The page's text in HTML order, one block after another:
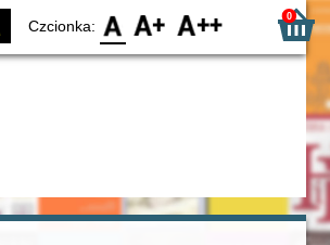
Czcionka: F0 F1 F2 0